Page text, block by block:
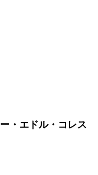
・エドル・コレス